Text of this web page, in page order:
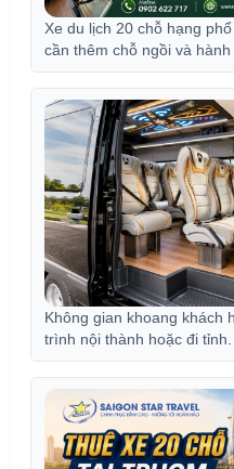
Xe du lịch 20 chỗ hạng
cần thêm chỗ ngồi và hành
Không gian khoang khách
trình nội thành hoặc đi tỉnh.